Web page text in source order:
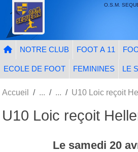
O.S.M.
NOTRE CLUB FOOT A 11
ECOLE DE FOOT FEMININES LE
Accueil U10 Loic reçoit
U10 Loic reçoit
Le samedi 20
Panneau de gestion des cookies